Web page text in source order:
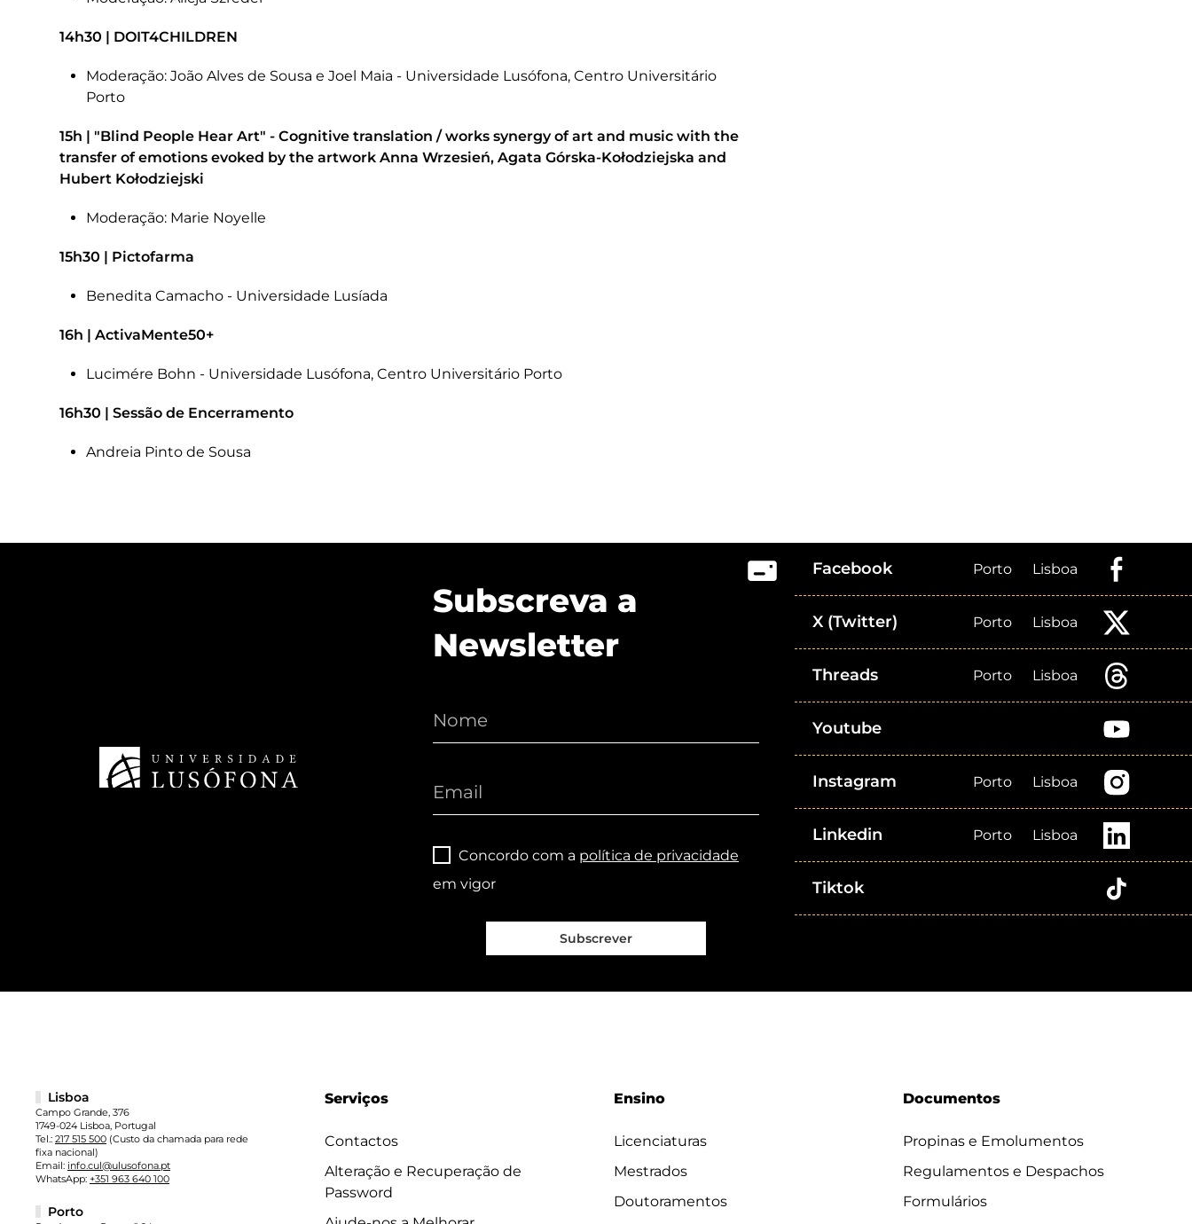
14h30 | DOIT4CHILDREN
Moderação: João Alves de Sousa e Joel Maia - Universidade Lusófona, Centro Universitário
Porto
15h | "Blind People Hear Art" - Cognitive translation / works synergy of art and music with the
transfer of emotions evoked by the artwork Anna Wrzesień, Agata Górska-Kołodziejska and
Hubert Kołodziejski
Moderação: Marie Noyelle
15h30 | Pictofarma
Benedita Camacho - Universidade Lusíada
16h | ActivaMente50+
Lucimére Bohn - Universidade Lusófona, Centro Universitário Porto
16h30 | Sessão de Encerramento
Andreia Pinto de Sousa
Subscreva a
Newsletter
Concordo com a política de privacidade
em vigor
Subscrever
Facebook Porto Lisboa
X (Twitter) Porto Lisboa
Threads Porto Lisboa
Youtube
Instagram Porto Lisboa
Linkedin Porto Lisboa
Tiktok
Serviços
Contactos
Alteração e Recuperação de
Password
Ensino
Licenciaturas
Mestrados
Doutoramentos
Documentos
Propinas e Emolumentos
Regulamentos e Despachos
Formulários
Lisboa
Campo Grande, 376
1749-024 Lisboa, Portugal
Tel.: 217 515 500 (Custo da chamada para rede
fixa nacional)
Email: info.cul@ulusofona.pt
WhatsApp: +351 963 640 100
Porto